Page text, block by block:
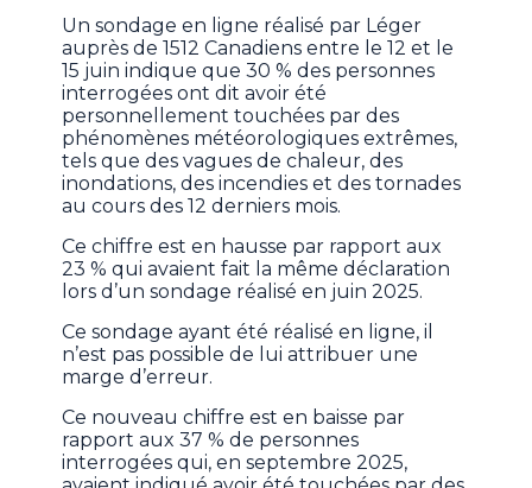
Un sondage en ligne réalisé par Léger
auprès de 1512 Canadiens entre le 12 et le
15 juin indique que 30 % des personnes
interrogées ont dit avoir été
personnellement touchées par des
phénomènes météorologiques extrêmes,
tels que des vagues de chaleur, des
inondations, des incendies et des tornades
au cours des 12 derniers mois.
Ce chiffre est en hausse par rapport aux
23 % qui avaient fait la même déclaration
lors d’un sondage réalisé en juin 2025.
Ce sondage ayant été réalisé en ligne, il
n’est pas possible de lui attribuer une
marge d’erreur.
Ce nouveau chiffre est en baisse par
rapport aux 37 % de personnes
interrogées qui, en septembre 2025,